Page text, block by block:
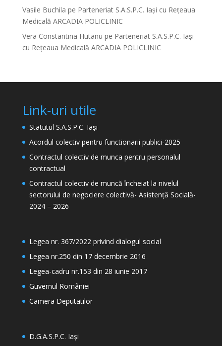
Vasile Buchila pe Parteneriat S.A.S.P.C. Iași cu Rețeaua
Medicală ARCADIA POLICLINIC
Vera Constantina Hutanu pe Parteneriat S.A.S.P.C. Iași
cu Rețeaua Medicală ARCADIA POLICLINIC
Link-uri utile
Statutul S.A.S.P.C. Iași
Acordul colectiv pentru functionarii publici-2025
Contractul colectiv de munca pentru personalul
contractual
Contractul colectiv de muncă încheiat la nivelul
sectorului de negociere colectivă- Asistență Socială-
2024 – 2026
Legea nr. 367/2022 privind dialogul social
Legea nr.250 din 17 decembrie 2016
Legea-cadru nr.153 din 28 iunie 2017
Guvernul României
Camera Deputatilor
D.G.A.S.P.C. Iași